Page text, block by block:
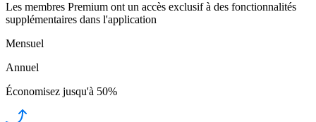
Les membres Premium ont un accès exclusif à des fonctionnalités
supplémentaires dans l'application
Mensuel
Annuel
Économisez jusqu'à 50%